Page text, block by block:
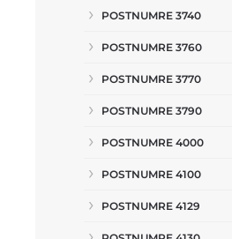
POSTNUMRE 3740
POSTNUMRE 3760
POSTNUMRE 3770
POSTNUMRE 3790
POSTNUMRE 4000
POSTNUMRE 4100
POSTNUMRE 4129